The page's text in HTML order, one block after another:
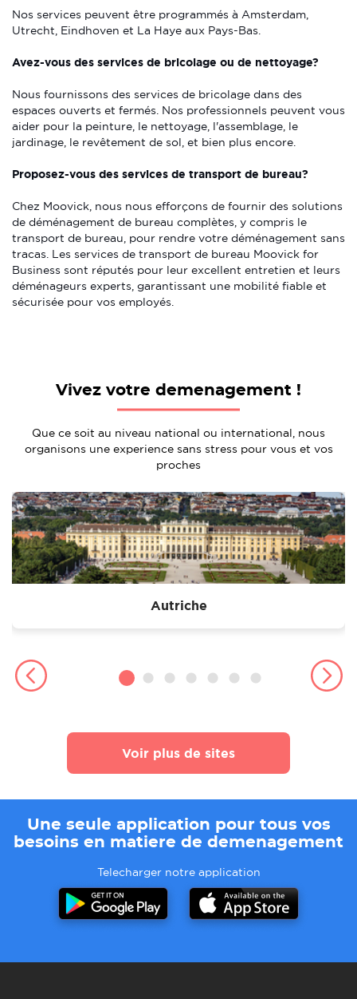
Nos services peuvent être programmés à Amsterdam,
Utrecht, Eindhoven et La Haye aux Pays-Bas.
Avez-vous des services de bricolage ou de nettoyage?
Nous fournissons des services de bricolage dans des
espaces ouverts et fermés. Nos professionnels peuvent vous
aider pour la peinture, le nettoyage, l'assemblage, le
jardinage, le revêtement de sol, et bien plus encore.
Proposez-vous des services de transport de bureau?
Chez Moovick, nous nous efforçons de fournir des solutions
de déménagement de bureau complètes, y compris le
transport de bureau, pour rendre votre déménagement sans
tracas. Les services de transport de bureau Moovick for
Business sont réputés pour leur excellent entretien et leurs
déménageurs experts, garantissant une mobilité fiable et
sécurisée pour vos employés.
Vivez votre demenagement !
Que ce soit au niveau national ou international, nous
organisons une experience sans stress pour vous et vos
proches
Voir plus de sites
Autriche
Une seule application pour tous vos
besoins en matiere de demenagement
Telecharger notre application